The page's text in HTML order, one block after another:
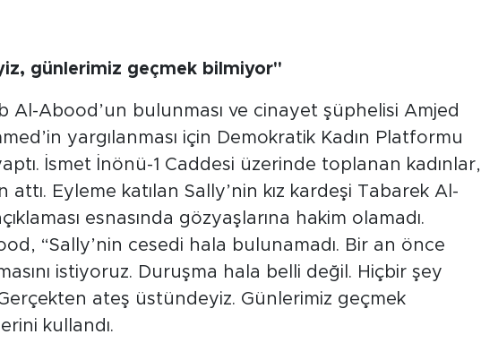
günlerimiz geçmek bilmiyor"
Al-Abood’un bulunması ve cinayet şüphelisi Amjed
yargılanması için Demokratik Kadın Platformu
İsmet İnönü-1 Caddesi üzerinde toplanan kadınlar,
attı. Eyleme katılan Sally’nin kız kardeşi Tabarek Al-
esnasında gözyaşlarına hakim olamadı.
“Sally’nin cesedi hala bulunamadı. Bir an önce
istiyoruz. Duruşma hala belli değil. Hiçbir şey
ateş üstündeyiz. Günlerimiz geçmek
kullandı.